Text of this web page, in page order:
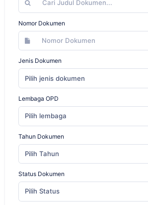
Nomor Dokumen
Jenis Dokumen
Pilih jenis dokumen
Lembaga OPD
Pilih lembaga
Tahun Dokumen
Pilih Tahun
Status Dokumen
Pilih Status